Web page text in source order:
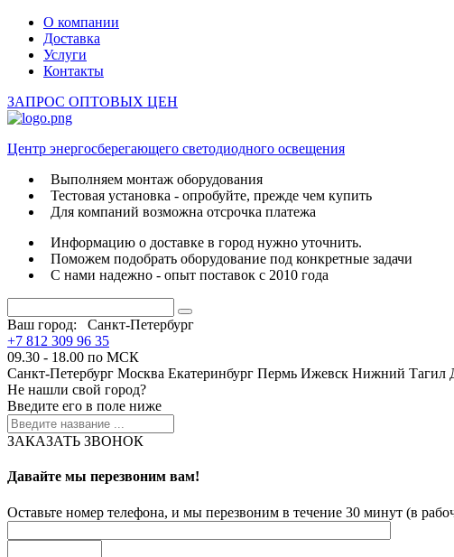
О компании
Доставка
Услуги
Контакты
ЗАПРОС ОПТОВЫХ ЦЕН
Центр энергосберегающего светодиодного освещения
Выполняем монтаж оборудования
Тестовая установка - опробуйте, прежде чем купить
Для компаний возможна отсрочка платежа
Информацию о доставке в город нужно уточнить.
Поможем подобрать оборудование под конкретные задачи
С нами надежно - опыт поставок с 2010 года
Ваш город:
Санкт-Петербург
+7 812 309 96 35
09.30 - 18.00 по МСК
Санкт-Петербург Москва Екатеринбург Пермь Ижевск Нижний Тагил
Не нашли свой город?
Введите его в поле ниже
ЗАКАЗАТЬ ЗВОНОК
Давайте мы перезвоним вам!
Оставьте номер телефона, и мы перезвоним в течение 30 минут (в